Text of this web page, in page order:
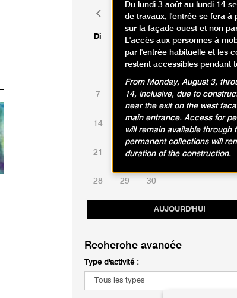
juin 2026
Di Lu Ma Ve
AUJOURD'HUI
1 2 3 4 5
7 8 9 10 11
14
21 22 23 24 25 26
28 29 30
Mois
précédent
Recherche avancée
Type d'activité :
Du lundi 3 août au lundi 14
de travaux, l'entrée se fera à
sur la façade ouest et non
L'accès aux personnes à
par l'entrée habituelle et les
restent accessibles pendant
From Monday, August 3,
14, inclusive, due to
near the exit on the west
main entrance. Access for
will remain available through
permanent collections will
duration of the construction.